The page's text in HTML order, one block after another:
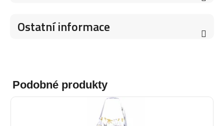
Ostatní informace
Podobné produkty